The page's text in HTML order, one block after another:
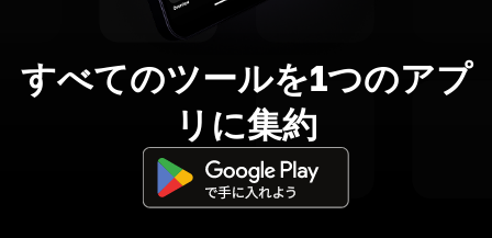
すべてのツールを1つのアプ
リに集約